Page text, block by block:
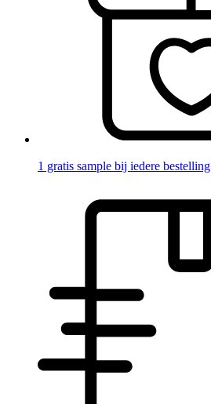
1 gratis sample bij iedere bestelling